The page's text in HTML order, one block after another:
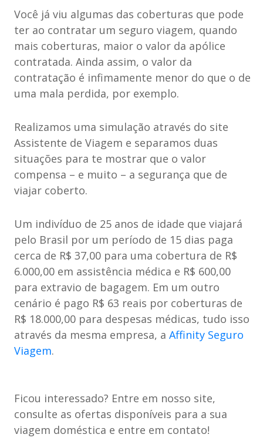
Você já viu algumas das coberturas que pode
ter ao contratar um seguro viagem, quando
mais coberturas, maior o valor da apólice
contratada. Ainda assim, o valor da
contratação é infimamente menor do que o de
uma mala perdida, por exemplo.
Realizamos uma simulação através do site
Assistente de Viagem e separamos duas
situações para te mostrar que o valor
compensa – e muito – a segurança que de
viajar coberto.
Um indivíduo de 25 anos de idade que viajará
pelo Brasil por um período de 15 dias paga
cerca de R$ 37,00 para uma cobertura de R$
6.000,00 em assistência médica e R$ 600,00
para extravio de bagagem. Em um outro
cenário é pago R$ 63 reais por coberturas de
R$ 18.000,00 para despesas médicas, tudo isso
através da mesma empresa, a Affinity Seguro
Viagem.
Ficou interessado? Entre em nosso site,
consulte as ofertas disponíveis para a sua
viagem doméstica e entre em contato!